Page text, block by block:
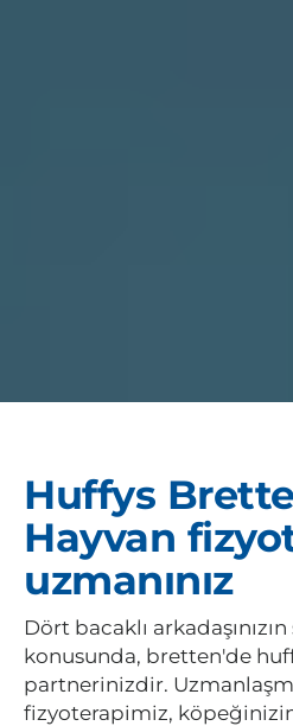
Huffys
Hayvan
uzmanınız
Dört bacaklı
konusunda, bretten'de
partnerinizdir.
fizyoterapimiz,